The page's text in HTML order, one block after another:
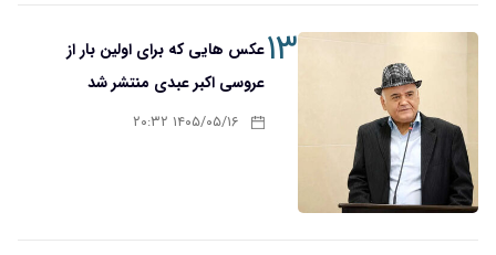
۱۳عکس هایی که برای اولین بار از
عروسی اکبر عبدی منتشر شد
۱۴۰۵/۰۵/۱۶ ۲۰:۳۲